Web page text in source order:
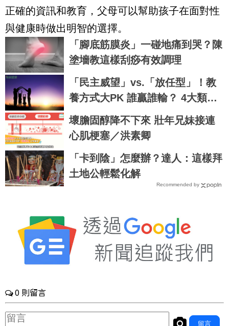
正確的資訊和教育，父母可以幫助孩子在面對性
與健康時做出明智的選擇。
「腳底筋膜炎」一碰地痛到哭？陳
塗墻教這樣刮痧有效調理
「民主威望」vs.「放任型」！教
養方式大PK 誰贏誰輸？ 4大類父
母養出不同性格的孩子
壞膽固醇降不下來 壯年兄妹接連
心肌梗塞／洪素卿
「卡到陰」怎麼辦？達人：這樣拜
土地公輕鬆化解
Recommended by